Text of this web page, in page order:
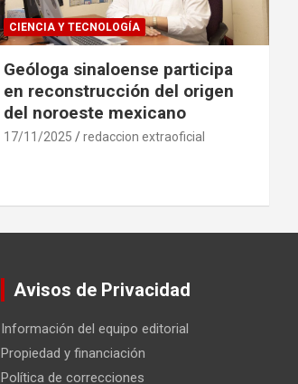
CIENCIA Y TECNOLOGÍA
Geóloga sinaloense participa
en reconstrucción del origen
del noroeste mexicano
17/11/2025 redaccion extraoficial
Avisos de Privacidad
Información del equipo editorial
Propiedad y financiación
Política de correcciones